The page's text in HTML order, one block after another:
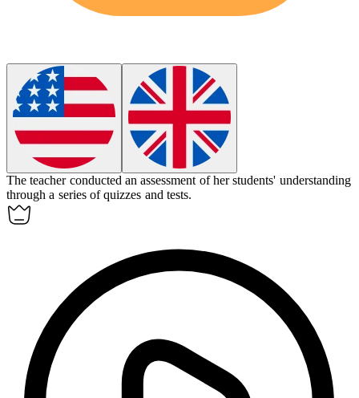
The teacher conducted anassessment of her students' understanding
through a series of quizzes and tests.